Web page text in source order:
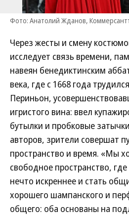
Фото: Анатолий Жданов,
Через жесты и смену
исследует связь времени,
навеян бенедиктинским
века, где с 1668 года
Периньон,
игристого вина: ввел
бутылки и пробковые
авторов, зрители совершат
пространство и время. «Мы
свободное пространство,
нечто искреннее и стать
хорошего шампанского и
общего: оба основаны на